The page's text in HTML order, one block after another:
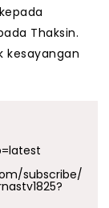
Thaksin.
kesayangan
subscribe/